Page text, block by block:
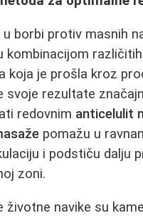
borbi protiv masnih
kombinacijom
koja je prošla kroz
svoje rezultate
redovnim anticelulit
pomažu u
i podstiču dalju
zoni.
životne navike su